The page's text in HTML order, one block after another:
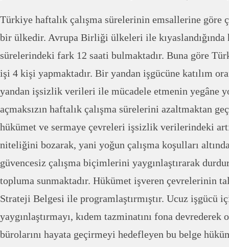
Türkiye haftalık çalışma sürelerinin emsallerine göre
bir ülkedir. Avrupa Birliği ülkeleri ile kıyaslandığında
sürelerindeki fark 12 saati bulmaktadır. Buna göre
işi 4 kişi yapmaktadır. Bir yandan işgücüne katılım
yandan işsizlik verileri ile mücadele etmenin yegâne
açmaksızın haftalık çalışma sürelerini azaltmaktan
hükümet ve sermaye çevreleri işsizlik verilerindeki
niteliğini bozarak, yani yoğun çalışma koşulları
güvencesiz çalışma biçimlerini yaygınlaştırarak
topluma sunmaktadır. Hükümet işveren çevrelerinin
Strateji Belgesi ile programlaştırmıştır. Ucuz işgücü
yaygınlaştırmayı, kıdem tazminatını fona
bürolarını hayata geçirmeyi hedefleyen bu belge